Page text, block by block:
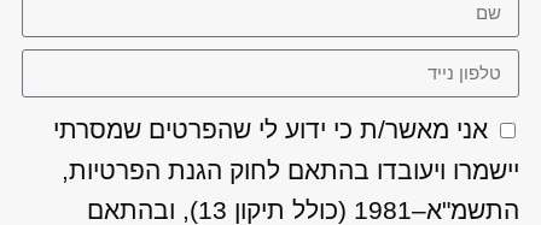
אני מאשר/ת כי ידוע לי שהפרטים שמסרתי
יישמרו ויעובדו בהתאם לחוק הגנת הפרטיות,
התשמ"א–1981 (כולל תיקון 13), ובהתאם